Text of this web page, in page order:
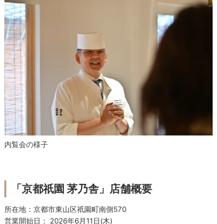
内覧会の様子
「京都祇園 茅乃舎」店舗概要
所在地：京都市東山区祇園町南側570
営業開始日： 2026年6月11日(木)